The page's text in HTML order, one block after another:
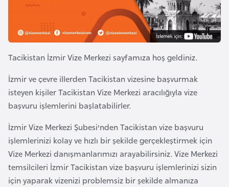
Tacikistan İzmir Vize Merkezi sayfamıza hoş geldiniz.
İzmir ve çevre illerden Tacikistan vizesine başvurmak
isteyen kişiler Tacikistan Vize Merkezi aracılığıyla vize
başvuru işlemlerini başlatabilirler.
İzmir Vize Merkezi Şubesi'nden Tacikistan vize başvuru
işlemlerinizi kolay ve hızlı bir şekilde gerçekleştirmek için
Vize Merkezi danışmanlarımızı arayabilirsiniz. Vize Merkezi
temsilcileri İzmir Tacikistan vize başvuru işlemlerinizi sizin
için yaparak vizenizi problemsiz bir şekilde almanıza
n
a
n
g
a
d
e
ş